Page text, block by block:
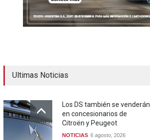
Ultimas Noticias
Los DS también se venderán
en concesionarios de
Citroën y Peugeot
NOTICIAS 6 agosto, 2026